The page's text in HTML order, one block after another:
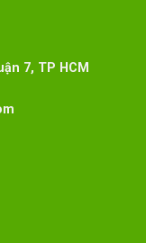
7, TP HCM